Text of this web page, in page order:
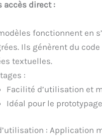
accès direct :
fonctionnent en
Ils génèrent du
textuelles.
:
Facilité d’utilisation et
Idéal pour le
: Application